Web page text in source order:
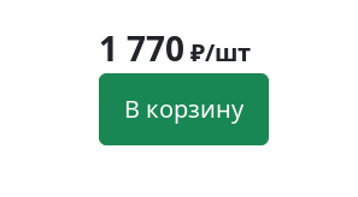
1 770 ₽/шт
В корзину